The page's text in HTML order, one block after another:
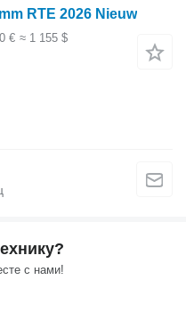
RTE 2026 Nieuw
€ ≈ 1 155 $
с нами!